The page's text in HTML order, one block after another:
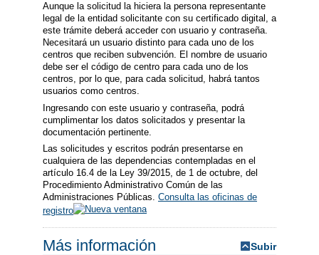
Aunque la solicitud la hiciera la persona representante
legal de la entidad solicitante con su certificado digital, a
este trámite deberá acceder con usuario y contraseña.
Necesitará un usuario distinto para cada uno de los
centros que reciben subvención. El nombre de usuario
debe ser el código de centro para cada uno de los
centros, por lo que, para cada solicitud, habrá tantos
usuarios como centros.
Ingresando con este usuario y contraseña, podrá
cumplimentar los datos solicitados y presentar la
documentación pertinente.
Las solicitudes y escritos podrán presentarse en
cualquiera de las dependencias contempladas en el
artículo 16.4 de la Ley 39/2015, de 1 de octubre, del
Procedimiento Administrativo Común de las
Administraciones Públicas. Consulta las oficinas de
registro
Más información Subir